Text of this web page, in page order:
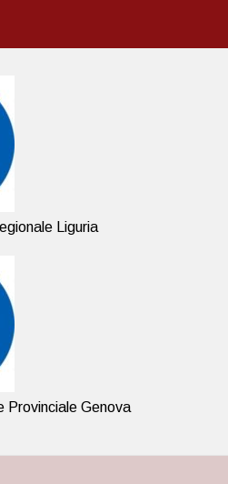
Liguria
Provinciale Genova